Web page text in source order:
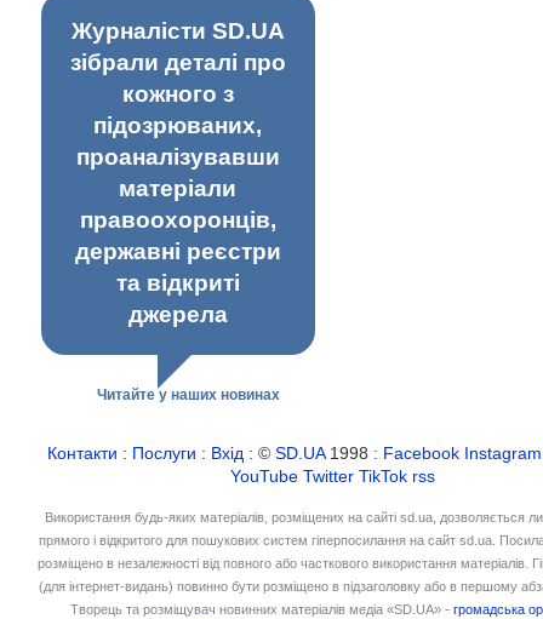
Журналісти SD.UA
зібрали деталі про
кожного з
підозрюваних,
проаналізувавши
матеріали
правоохоронців,
державні реєстри
та відкриті
джерела
Читайте у наших новинах
Контакти : Послуги : Вхід : ©SD.UA1998 : Facebook Instagram
YouTube Twitter TikTok rss
Використання будь-яких матеріалів, розміщених на сайті sd.ua, дозволяється
прямого і відкритого для пошукових систем гіперпосилання на сайт sd.ua.
розміщено в незалежності від повного або часткового використання матеріалів.
(для інтернет-видань) повинно бути розміщено в підзаголовку або в першому
Творець та розміщувач новинних матеріалів медіа «SD.UA» -громадська